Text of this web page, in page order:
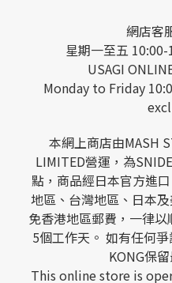
網店客
星期一至五
USAGI
Monday to Friday
本網上商店由MASH
LIMITED營運，為
點，商品經日本官方進
地區、台灣地區、日本
免香港地區郵費，一律
5個工作天。 如有任何
KONG保
This online store is